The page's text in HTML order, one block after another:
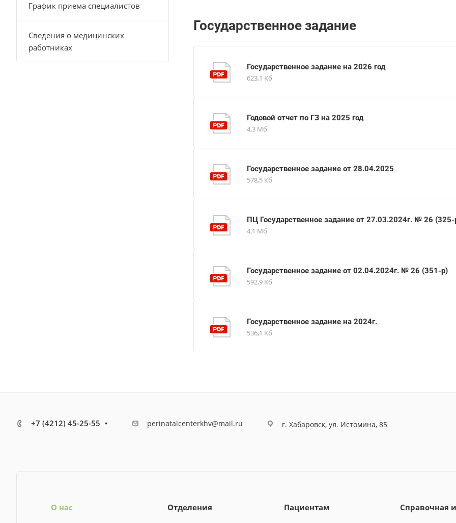
Государственное задание
Государственное задание на 2026 год
623,1 Кб
Годовой отчет по ГЗ на 2025 год
4,3 Мб
Государственное задание от 28.04.2025
578,5 Кб
ПЦ Государственное задание от 27.03.2024г. № 26 (325-
4,1 Мб
Государственное задание от 02.04.2024г. № 26 (351-р)
592,9 Кб
Государственное задание на 2024г.
536,1 Кб
График приема специалистов
Сведения о медицинских
работниках
+7 (4212) 45-25-55 perinatalcenterkhv@mail.ru г. Хабаровск, ул. Истомина, 85
О нас Отделения Пациентам Справочная